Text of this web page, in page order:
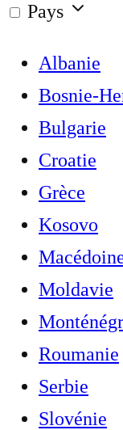
Pays
Albanie
Bosnie-
Bulgarie
Croatie
Grèce
Kosovo
Moldavie
Roumanie
Serbie
Slovénie